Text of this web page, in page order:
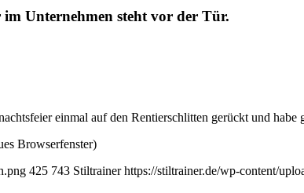
im Unternehmen steht vor der Tür.
einmal auf den Rentierschlitten gerückt und habe
Browserfenster)
425 743 Stiltrainer https://stiltrainer.de/wp-content/